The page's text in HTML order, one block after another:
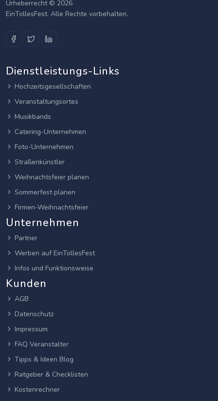
Urheberrecht © 2026
EinTollesFest. Alle Rechte vorbehalten.
Dienstleistungs-Links
Hochzeitsgesellschaften
Veranstaltungsortes
Musikbands
Catering-Unternehmen
Foto-Unternehmen
Straßenkünstler
Weihnachtsfeier planen
Sommerfest planen
Firmen-Weihnachtsfeier
Unternehmen
Partner
Werben auf EinTollesFest
Infos und Funktionsweise
Kunden
AGB
Datenschutz
Impressum
FAQ Veranstalter
Tipps & Ideen Blog
Ratgeber & Checklisten
Kostenrechner